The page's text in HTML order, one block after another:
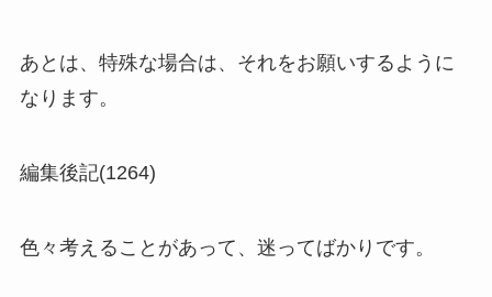
あとは、特殊な場合は、それをお願いするように
なります。
編集後記(1264)
色々考えることがあって、迷ってばかりです。